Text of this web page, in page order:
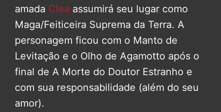
amada Clea assumirá seu lugar como
Maga/Feiticeira Suprema da Terra. A
personagem ficou com o Manto de
Levitação e o Olho de Agamotto após o
final de A Morte do Doutor Estranho e
com sua responsabilidade (além do seu
amor).